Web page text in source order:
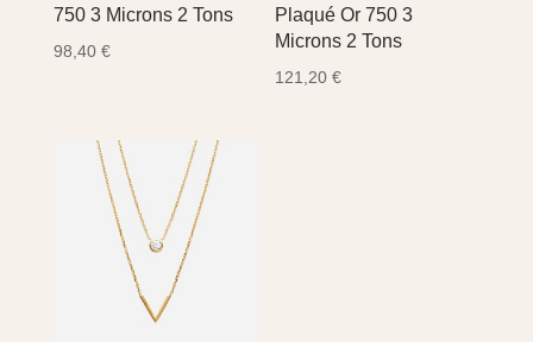
750 3 Microns 2 Tons
98,40 €
Plaqué Or 750 3
Microns 2 Tons
121,20€